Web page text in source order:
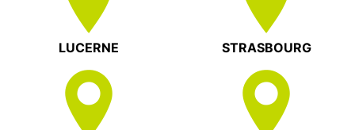
LUCERNE STRASBOURG